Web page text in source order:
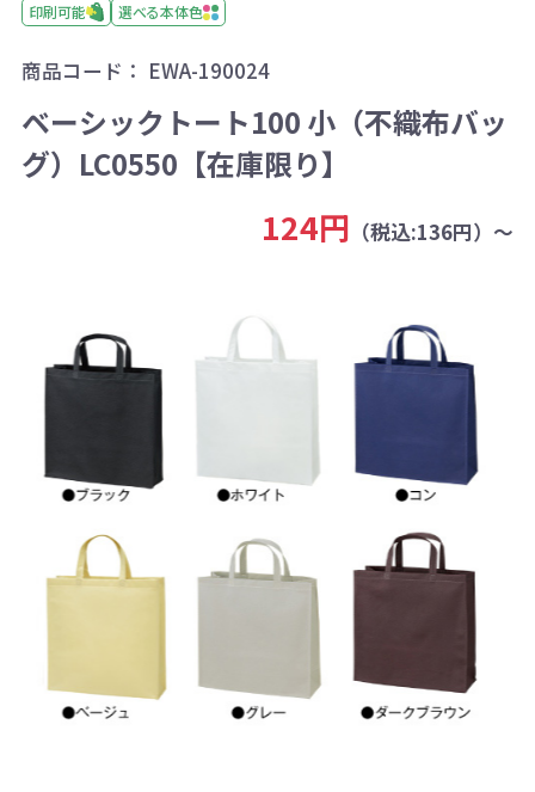
印刷可能 選べる本体色
商品コード： EWA-190024
ベーシックトート100 小（不織布バッ
グ）LC0550【在庫限り】
124円 （税込:136円）～